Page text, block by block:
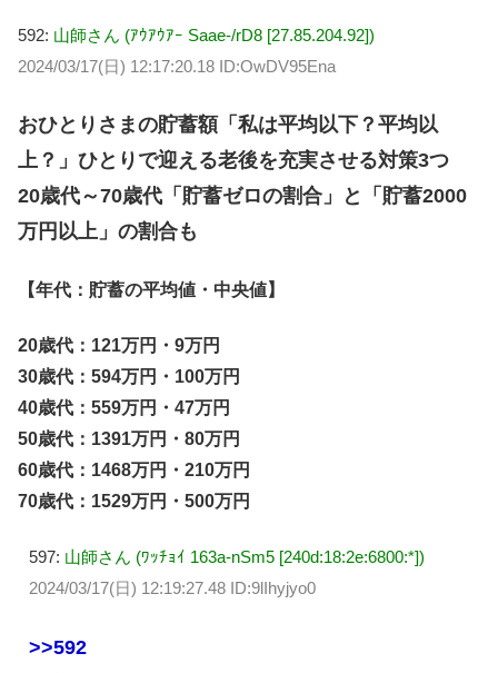
592: 山師さん (ｱｳｱｳｱｰ Saae-/rD8 [27.85.204.92])
2024/03/17(日) 12:17:20.18 ID:OwDV95Ena
おひとりさまの貯蓄額「私は平均以下？平均以
上？」ひとりで迎える老後を充実させる対策3つ
20歳代～70歳代「貯蓄ゼロの割合」と「貯蓄2000
万円以上」の割合も
【年代：貯蓄の平均値・中央値】
20歳代：121万円・9万円
30歳代：594万円・100万円
40歳代：559万円・47万円
50歳代：1391万円・80万円
60歳代：1468万円・210万円
70歳代：1529万円・500万円
597: 山師さん (ﾜｯﾁｮｲ 163a-nSm5 [240d:18:2e:6800:*])
2024/03/17(日) 12:19:27.48 ID:9lIhyjyo0
>>592